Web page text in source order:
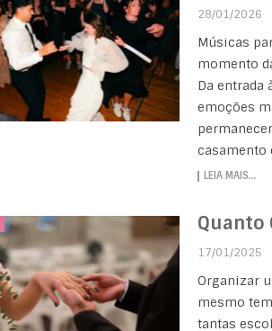
28/01/2026
Músicas
momento
Da
emoções
casamento
LEIA MAIS…
Quanto
17/01/2025
Organizar
mesmo
tantas